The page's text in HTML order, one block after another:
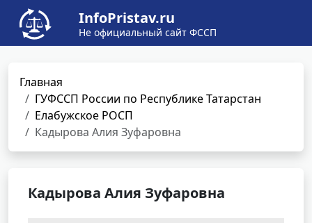
InfoPristav.ru
Не официальный сайт ФССП
Главная
ГУФССП России по Республике Татарстан
Елабужское РОСП
Кадырова Алия Зуфаровна
Кадырова Алия Зуфаровна